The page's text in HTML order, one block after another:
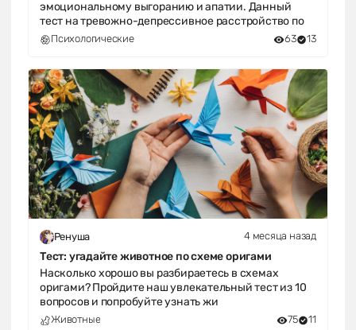
эмоциональному выгоранию и апатии. Данный
тест на тревожно-депрессивное расстройство по
Психологические 63 13
Ренуша 4 месяца назад
Тест: угадайте животное по схеме оригами
Насколько хорошо вы разбираетесь в схемах
оригами? Пройдите наш увлекательный тест из 10
вопросов и попробуйте узнать жи
Животные 75 11